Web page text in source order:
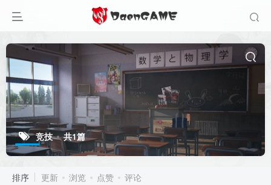
竞技 共1篇
排序 更新 浏览 点赞 评论